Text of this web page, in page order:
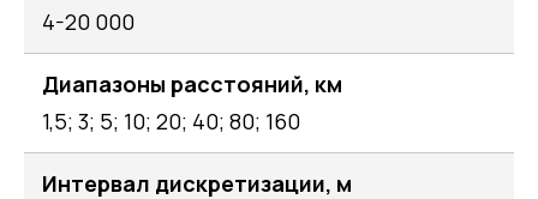
4-20 000
Диапазоны расстояний, км
1,5; 3; 5; 10; 20; 40; 80; 160
Интервал дискретизации, м